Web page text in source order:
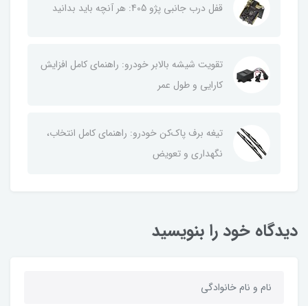
قفل درب جانبی پژو 405: هر آنچه باید بدانید
تقویت شیشه بالابر خودرو: راهنمای کامل افزایش
کارایی و طول عمر
تیغه برف پاک‌کن خودرو: راهنمای کامل انتخاب،
نگهداری و تعویض
دیدگاه خود را بنویسید